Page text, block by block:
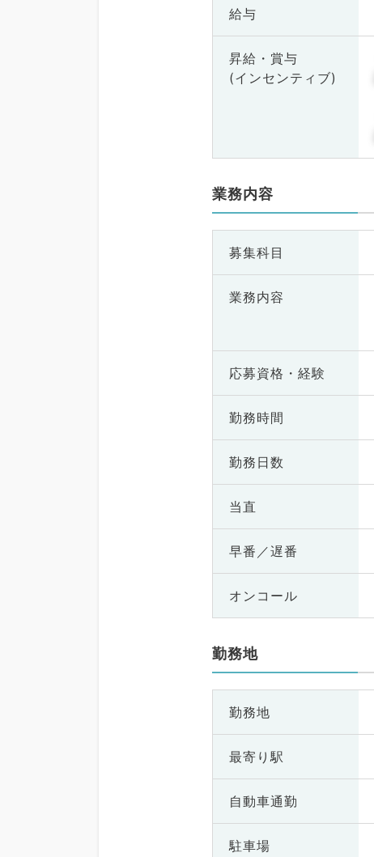
給与
昇給・賞与
(インセンティブ)
業務内容
募集科目
業務内容
応募資格・ 経験
勤務時間
勤務日数
当直
早番／遅番
オンコール
勤務地
勤務地
最寄り駅
自動車通勤
駐車場